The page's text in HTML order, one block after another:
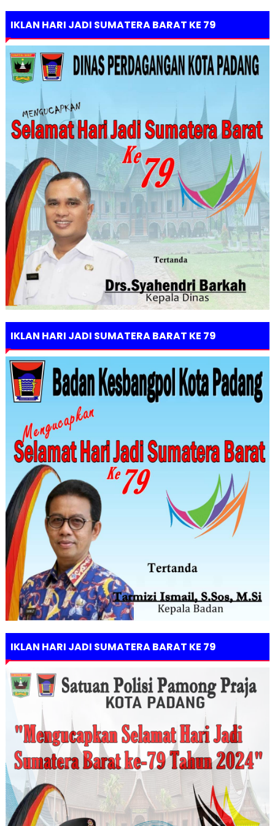
IKLAN HARI JADI SUMATERA BARAT KE 79
IKLAN HARI JADI SUMATERA BARAT KE 79
IKLAN HARI JADI SUMATERA BARAT KE 79